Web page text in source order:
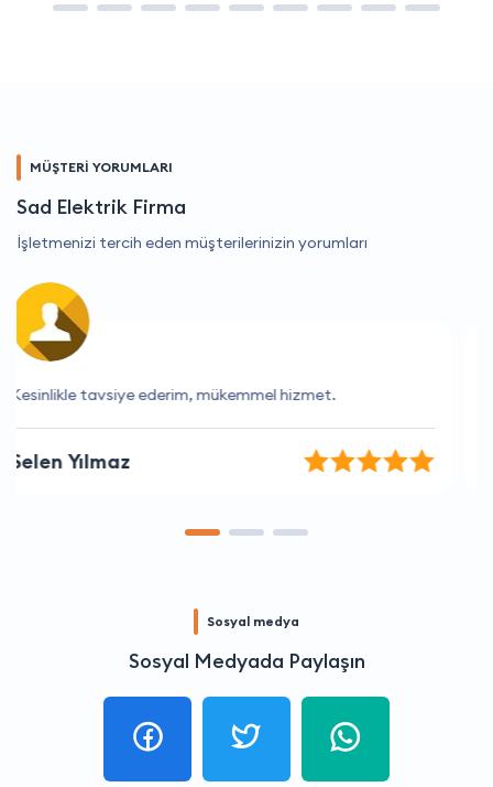
MÜŞTERİ YORUMLARI
Sad Elektrik Firma
İşletmenizi tercih eden müşterilerinizin yorumları
Hızlı ve verimli bir hizmet aldım.
Aydın Ayaz
Sosyal medya
Sosyal Medyada Paylaşın